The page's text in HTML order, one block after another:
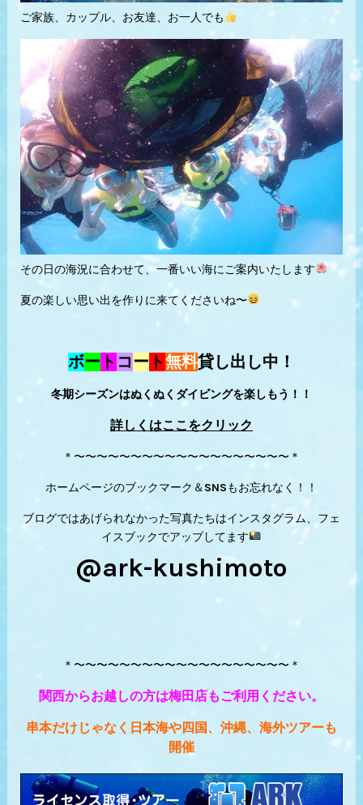
ご家族、カップル、お友達、お一人でも
その日の海況に合わせて、一番いい海にご案内いたします
夏の楽しい思い出を作りに来てくださいね〜
ボー ト コー ト無料貸し出し中！
冬期シーズンはぬくぬくダイビングを楽しもう！！
詳しくはここをクリック
＊〜〜〜〜〜〜〜〜〜〜〜〜〜〜〜〜〜〜〜＊
ホームページのブックマーク＆SNSもお忘れなく！！
ブログではあげられなかった写真たちはインスタグラム、フェ
イスブックでアップしてます
@ark-kushimoto
＊〜〜〜〜〜〜〜〜〜〜〜〜〜〜〜〜〜〜〜＊
関西からお越しの方は梅田店もご利用ください。
串本だけじゃなく日本海や四国、沖縄、海外ツアーも
開催